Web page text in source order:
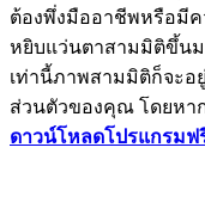
ต้องพึ่งมืออาชีพหรือมี
หยิบแว่นตาสามมิติขึ้นม
เท่านี้ภาพสามมิติก็จะอ
ส่วนตัวของคุณ โดยหา
ดาวน์โหลดโปรแกรมฟ